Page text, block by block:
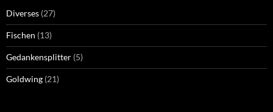
Diverses (27)
Fischen (13)
Gedankensplitter (5)
Goldwing (21)